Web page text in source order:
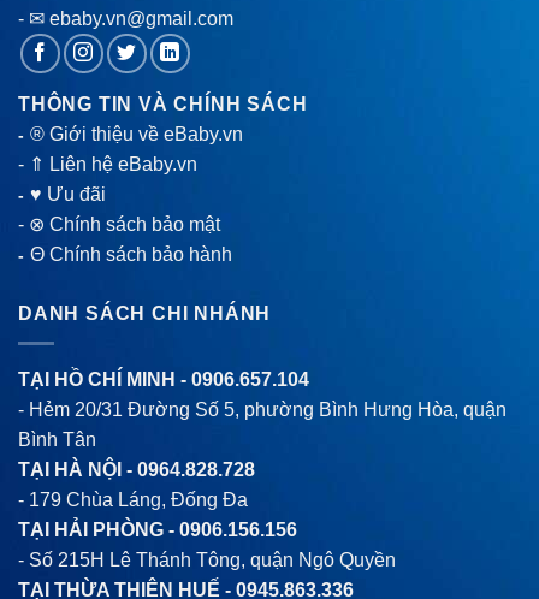
- ✉ ebaby.vn@gmail.com
THÔNG TIN VÀ CHÍNH SÁCH
-® Giới thiệu về eBaby.vn
- ⇑ Liên hệ eBaby.vn
-♥ Ưu đãi
- ⊗ Chính sách bảo mật
-Θ Chính sách bảo hành
DANH SÁCH CHI NHÁNH
TẠI HỒ CHÍ MINH - 0906.657.104
- Hẻm 20/31 Đường Số 5, phường Bình Hưng Hòa, quận
Bình Tân
TẠI HÀ NỘI - 0964.828.728
- 179 Chùa Láng, Đống Đa
TẠI HẢI PHÒNG - 0906.156.156
- Số 215H Lê Thánh Tông, quận Ngô Quyền
TẠI THỪA THIÊN HUẾ - 0945.863.336